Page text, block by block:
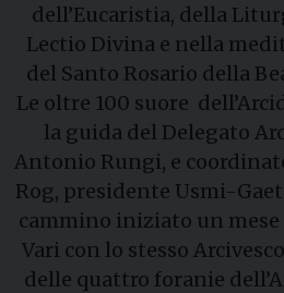
dell’Eucaristia, della
Lectio Divina e nella
del Santo Rosario della
Le oltre 100 suore
la guida del Delegato
Antonio Rungi, e
Rog, presidente Usmi-
cammino iniziato un mese
Vari con lo stesso
delle quattro foranie